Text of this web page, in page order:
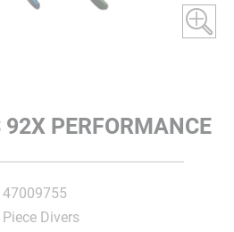
92X PERFORMANCE
47009755
Piece Divers